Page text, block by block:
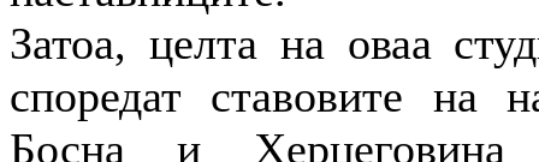
Затоа, целта на оваа
споредат ставовите на
Босна и